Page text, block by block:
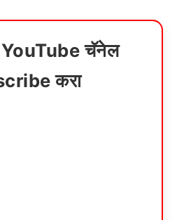
YouTube चॅनेल
करा